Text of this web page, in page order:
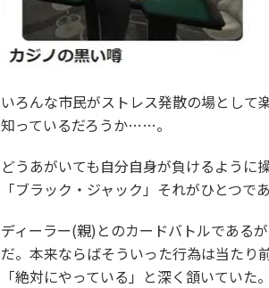
いろんな市民がストレス発散の場として
知っているだろうか……。
どうあがいても自分自身が負けるように
「ブラック・ジャック」それがひとつであ
ディーラー(親)とのカードバトルである
だ。本来ならばそういった行為は当た
「絶対にやっている」と深く頷いていた。